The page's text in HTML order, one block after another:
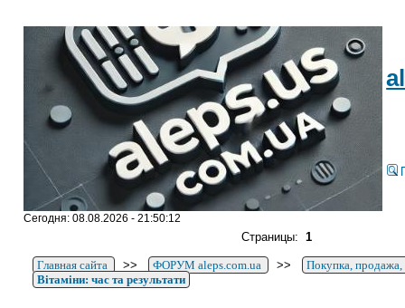
Сегодня: 08.08.2026 - 21:50:12
Страницы: 1
Главная сайта >> ФОРУМ aleps.com.ua >>
Покупка, продажа,
Вітаміни: час та результати